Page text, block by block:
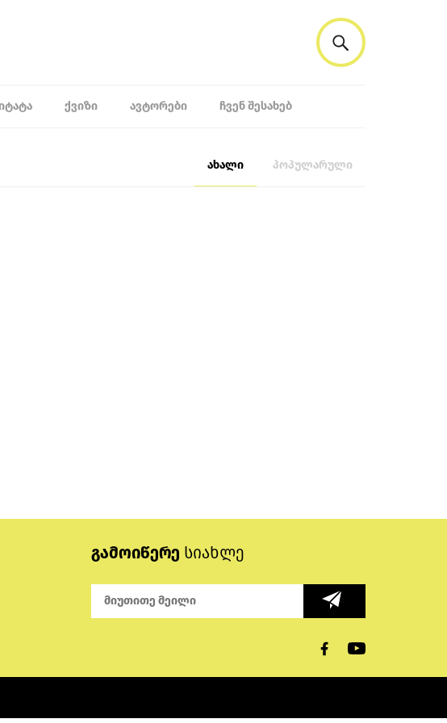
ᲥᲕᲘᲖᲘ ᲐᲕᲢᲝᲠᲔᲑᲘ ᲩᲕᲔᲜ ᲨᲔᲡᲐᲮᲔᲑ
ახალი პოპულარული
გამოიწერე სიახლე